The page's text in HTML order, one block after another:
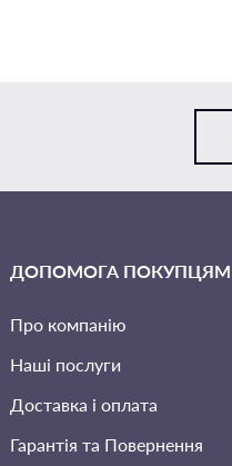
ДОПОМОГА ПОКУПЦЯМ
Про компанію
Наші послуги
Доставка і оплата
Гарантія та Повернення